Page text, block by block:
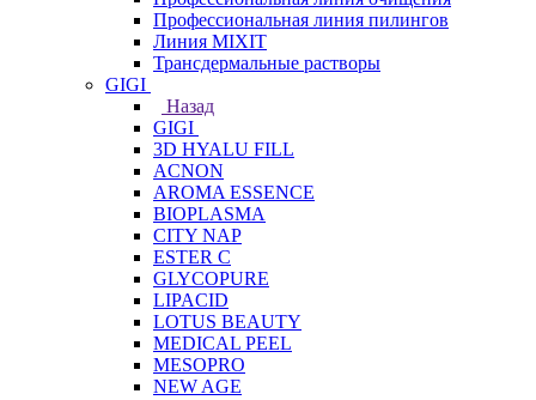
Профессиональная линия пилингов
Линия MIXIT
Трансдермальные растворы
GIGI
Назад
GIGI
3D HYALU FILL
ACNON
AROMA ESSENCE
BIOPLASMA
CITY NAP
ESTER C
GLYCOPURE
LIPACID
LOTUS BEAUTY
MEDICAL PEEL
MESOPRO
NEW AGE